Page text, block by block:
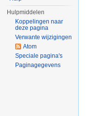
Hulpmiddelen
Koppelingen naar
deze pagina
Verwante wijzigingen
Atom
Speciale pagina's
Paginagegevens